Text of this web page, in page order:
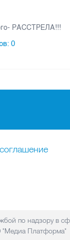
РАССТРЕЛА!!!
0
по надзору в
Платформа"